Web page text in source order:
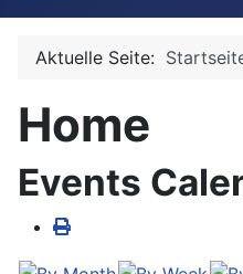
Aktuelle Seite:
Home
Events